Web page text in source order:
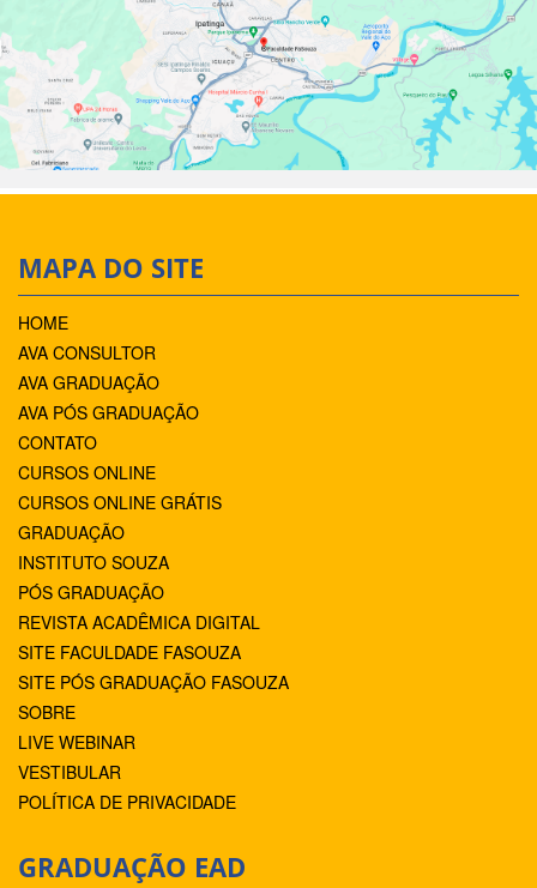
MAPA DO SITE
HOME
AVA CONSULTOR
AVA GRADUAÇÃO
AVA PÓS GRADUAÇÃO
CONTATO
CURSOS ONLINE
CURSOS ONLINE GRÁTIS
GRADUAÇÃO
INSTITUTO SOUZA
PÓS GRADUAÇÃO
REVISTA ACADÊMICA DIGITAL
SITE FACULDADE FASOUZA
SITE PÓS GRADUAÇÃO FASOUZA
SOBRE
LIVE WEBINAR
VESTIBULAR
POLÍTICA DE PRIVACIDADE
GRADUAÇÃO EAD